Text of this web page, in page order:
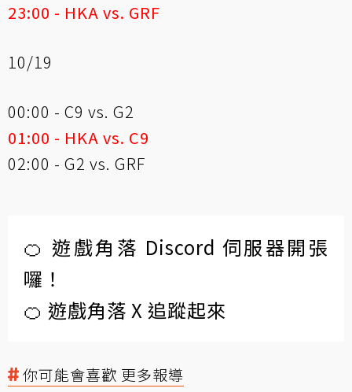
23:00 - HKA vs. GRF
10/19
00:00 - C9 vs. G2
01:00 - HKA vs. C9
02:00 - G2 vs. GRF
🍊 遊戲角落 Discord 伺服器開張
囉！
🍊 遊戲角落 X 追蹤起來
你可能會喜歡 更多報導